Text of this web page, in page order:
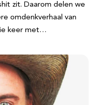
zit. Daarom delen we
omdenkverhaal van
keer met…